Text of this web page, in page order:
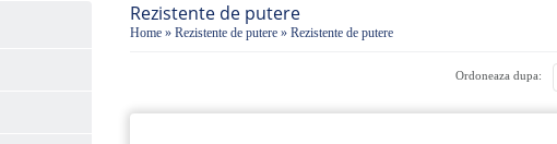
Rezistente de putere
Home » Rezistente de putere » Rezistente de putere
Ordoneaza dupa: